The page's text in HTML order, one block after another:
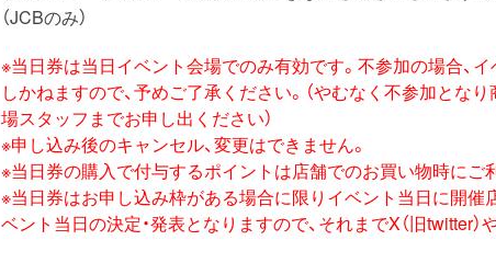
（JCBのみ）
※当日券は当日イベント会場でのみ有効です。不参加の場合、
しかねますので、予めご了承ください。（やむなく不参加となり
場スタッフまでお申し出ください）
※申し込み後のキャンセル、変更はできません。
※当日券の購入で付与するポイントは店舗でのお買い物時にご
※当日券はお申し込み枠がある場合に限りイベント 当日に開催
ベント 当日の決定・発表となりますので、 それまでX（旧twitter